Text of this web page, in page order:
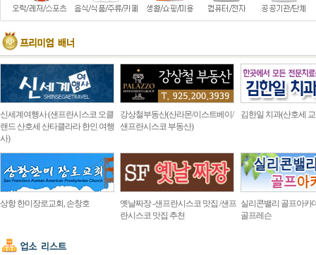
신세계여행사 (샌프란시스코 오클
랜드 산호세 산타클라라 한인 여행
사)
강상철부동산(산라몬/이스트베이/
샌프란시스코 부동산)
김한일 치과(산호세
상항 한미장로교회, 손창호
옛날짜장 -샌프란시스코 맛집 /샌프
란시스코 맛집 추천
실리콘밸리 골프아카
골프레슨